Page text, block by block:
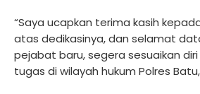
“Saya ucapkan terima kasih
atas dedikasinya, dan selamat
pejabat baru, segera sesuaikan
tugas di wilayah hukum Polres